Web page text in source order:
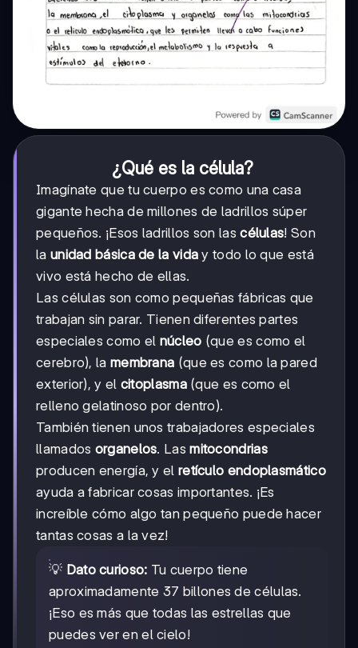
¿Qué es la célula?
Imagínate que tu cuerpo es como una casa
gigante hecha de millones de ladrillos súper
pequeños. ¡Esos ladrillos son lascélulas! Son
la unidad básica de la vida y todo lo que está
vivo está hecho de ellas.
Las células son como pequeñas fábricas que
trabajan sin parar. Tienen diferentes partes
especiales como el núcleo (que es como el
cerebro), la membrana (que es como la pared
exterior), y el citoplasma(que es como el
relleno gelatinoso por dentro).
También tienen unos trabajadores especiales
llamados organelos. Lasmitocondrias
producen energía, y el retículo endoplasmático
ayuda a fabricar cosas importantes. ¡Es
increíble cómo algo tan pequeño puede hacer
tantas cosas a la vez!
💡 Dato curioso: Tu cuerpo tiene
aproximadamente 37 billones de células.
¡Eso es más que todas las estrellas que
puedes ver en el cielo!